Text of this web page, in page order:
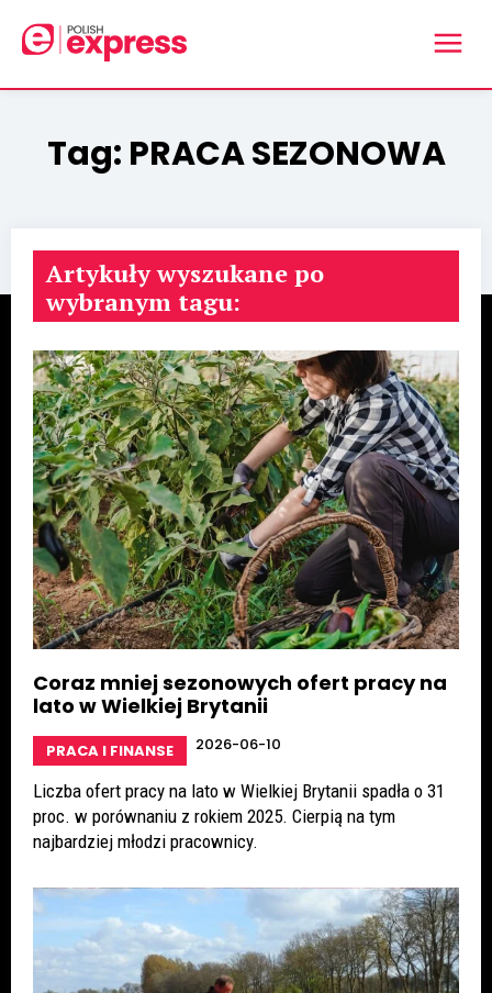
Tag: PRACA SEZONOWA
Artykuły wyszukane po
wybranym tagu:
Coraz mniej sezonowych ofert pracy na
lato w Wielkiej Brytanii
PRACA I FINANSE 2026-06-10
Liczba ofert pracy na lato w Wielkiej Brytanii spadła o 31
proc. w porównaniu z rokiem 2025. Cierpią na tym
najbardziej młodzi pracownicy.